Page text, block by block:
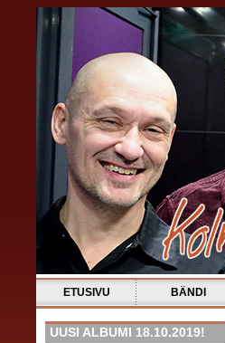
ETUSIVU BÄNDI
UUSI ALBUMI 18.10.2019!